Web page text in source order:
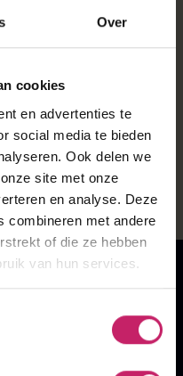
Over
cookies
en advertenties te
social media te bieden
Ook delen we
site met onze
en analyse. Deze
combineren met andere
of die ze hebben
van hun services.
BULT
organiseren
Dwars over